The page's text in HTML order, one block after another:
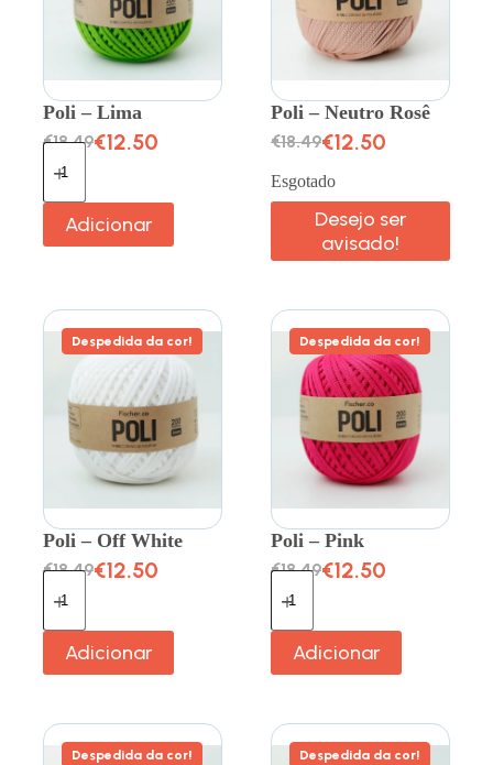
Poli – Lima
€18.49€12.50
Adicionar
Poli – Neutro Rosê
€18.49€12.50
Esgotado
Desejo ser
avisado!
Despedida da cor!
Poli – Off White
€18.49€12.50
Adicionar
Despedida da cor!
Poli – Pink
€18.49€12.50
Adicionar
Despedida da cor! Despedida da cor!